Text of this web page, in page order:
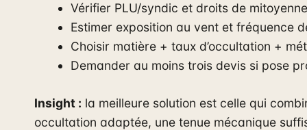
Vérifier PLU/syndic et droits de
Estimer exposition au vent et fréquence
Choisir matière + taux d’occultation +
Demander au moins trois devis si pose
Insight : la meilleure solution est celle qui
occultation adaptée, une tenue mécanique